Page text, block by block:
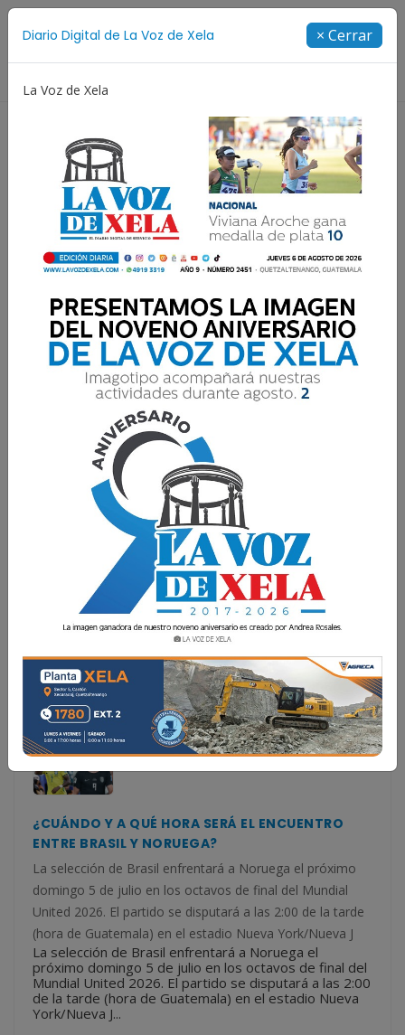
Diario Digital de La Voz de Xela × Cerrar
La Voz de Xela
Resultados para:Copa del Mundo 2026
¿QUÉ PASA SI BUSCAN HAALAND EN GOOGLE?
Google activó un Easter Egg dedicado al delantero
noruego Erling Haaland como reconocimiento a su
destacada actuación en la Copa Mundial de la FIFA 2026.
La función se volvió viral después de que el propio
Google activó un Easter Egg dedicado al delantero
noruego Erling Haaland como reconocimiento a su
destacada actuación en la Copa Mundial de la FIFA
2026. La función se volvió viral después de que el
propio futbolist...
¿CUÁNDO Y A QUÉ HORA SERÁ EL ENCUENTRO
ENTRE BRASIL Y NORUEGA?
La selección de Brasil enfrentará a Noruega el próximo
domingo 5 de julio en los octavos de final del Mundial
United 2026. El partido se disputará a las 2:00 de la tarde
(hora de Guatemala) en el estadio Nueva York/Nueva J
La selección de Brasil enfrentará a Noruega el
próximo domingo 5 de julio en los octavos de final del
Mundial United 2026. El partido se disputará a las 2:00
de la tarde (hora de Guatemala) en el estadio Nueva
York/Nueva J...